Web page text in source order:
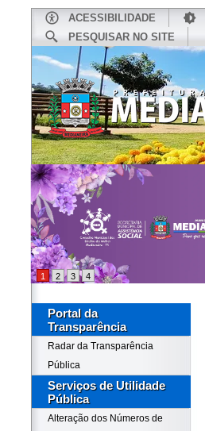
ACESSIBILIDADE
PESQUISAR NO SITE
1 2 3 4
Portal da
Transparência
Radar da Transparência
Pública
Serviços de Utilidade
Pública
Alteração dos Números de